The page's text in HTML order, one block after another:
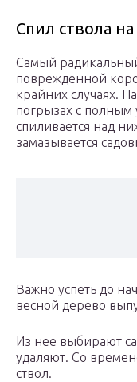
Спил ствола
Самый
поврежденной
крайних случаях.
погрызах с
спиливается над
замазывается
Важно успеть до
весной дерево
Из нее выбирают
удаляют. Со
ствол.